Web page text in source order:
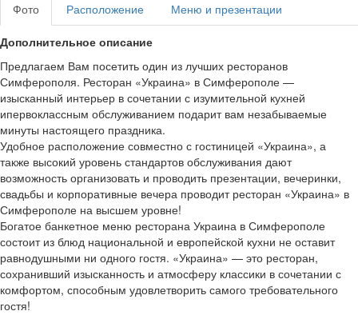
Фото Расположение Меню и презентации
Дополнительное описание
Предлагаем Вам посетить один из лучших ресторанов
Симферополя. Ресторан «Украина» в Симферополе —
изысканный интерьер в сочетании с изумительной кухней
ипервоклассным обслуживанием подарит вам незабываемые
минуты настоящего праздника.
Удобное расположение совместно с гостиницей «Украина», а
также высокий уровень стандартов обслуживания дают
возможность организовать и проводить презентации, вечеринки,
свадьбы и корпоративные вечера проводит ресторан «Украина» в
Симферополе на высшем уровне!
Богатое банкетное меню ресторана Украина в Симферополе
состоит из блюд национальной и европейской кухни не оставит
равнодушными ни одного гостя. «Украина» — это ресторан,
сохранивший изысканность и атмосферу классики в сочетании с
комфортом, способным удовлетворить самого требовательного
гостя!